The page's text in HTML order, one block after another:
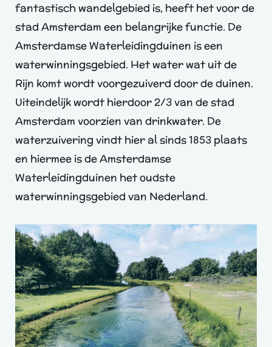
fantastisch wandelgebied is, heeft het voor de
stad Amsterdam een belangrijke functie. De
Amsterdamse Waterleidingduinen is een
waterwinningsgebied. Het water wat uit de
Rijn komt wordt voorgezuiverd door de duinen.
Uiteindelijk wordt hierdoor 2/3 van de stad
Amsterdam voorzien van drinkwater. De
waterzuivering vindt hier al sinds 1853 plaats
en hiermee is de Amsterdamse
Waterleidingduinen het oudste
waterwinningsgebied van Nederland.